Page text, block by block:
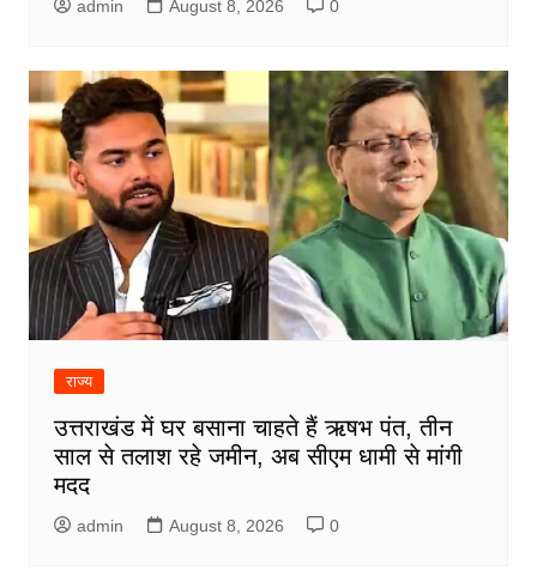
admin August 8, 2026 0
राज्य
उत्तराखंड में घर बसाना चाहते हैं ऋषभ पंत, तीन
साल से तलाश रहे जमीन, अब सीएम धामी से मांगी
मदद
admin August 8, 2026 0